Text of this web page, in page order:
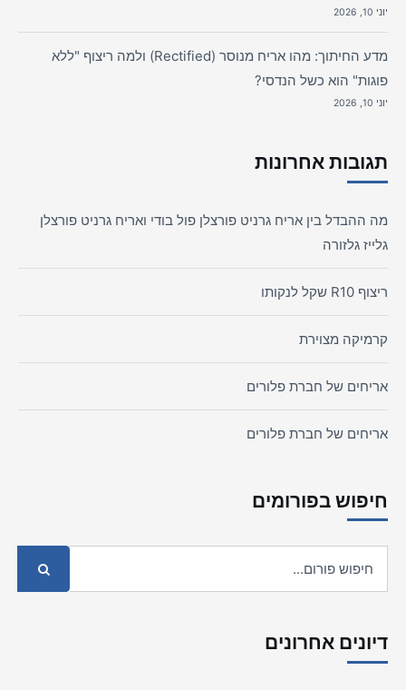
יוני 10, 2026
מדע החיתוך: מהו אריח מנוסר (Rectified) ולמה ריצוף "ללא
פוגות" הוא כשל הנדסי?
יוני 10, 2026
תגובות אחרונות
מה ההבדל בין אריח גרניט פורצלן פול בודי ואריח גרניט פורצלן
גלייז גלזורה
ריצוף R10 שקל לנקותו
קרמיקה מצוירת
אריחים של חברת פלורים
אריחים של חברת פלורים
חיפוש בפורומים
דיונים אחרונים